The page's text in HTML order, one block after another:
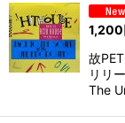
1,200
故
リリ
The